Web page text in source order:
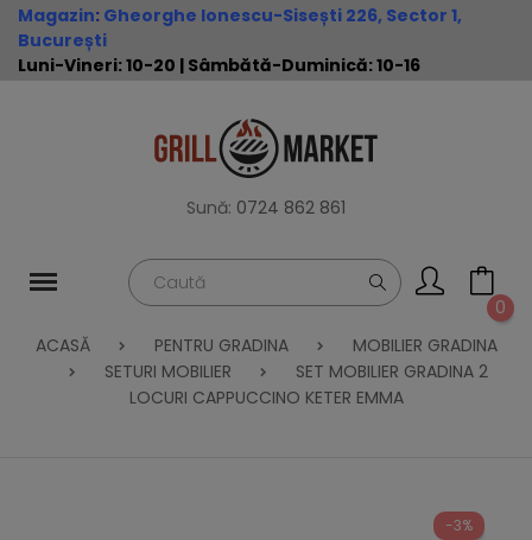
Magazin: Gheorghe Ionescu-Sisești 226, Sector 1,
București
Luni-Vineri: 10-20 | Sâmbătă-Duminică: 10-16
Sună: 0724 862 861
0
ACASĂ
PENTRU GRADINA
MOBILIER GRADINA
SETURI MOBILIER
SET MOBILIER GRADINA 2
LOCURI CAPPUCCINO KETER EMMA
-3%